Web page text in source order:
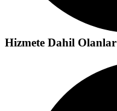
Hizmete Dahil Olanlar